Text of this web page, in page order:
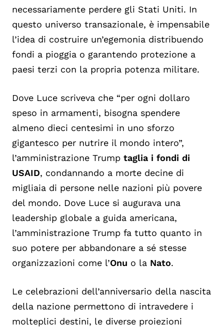
necessariamente perdere gli Stati Uniti. In
questo universo transazionale, è impensabile
l’idea di costruire un’egemonia distribuendo
fondi a pioggia o garantendo protezione a
paesi terzi con la propria potenza militare.
Dove Luce scriveva che “per ogni dollaro
speso in armamenti, bisogna spendere
almeno dieci centesimi in uno sforzo
gigantesco per nutrire il mondo intero”,
l’amministrazione Trump taglia i fondi di
USAID, condannando a morte decine di
migliaia di persone nelle nazioni più povere
del mondo. Dove Luce si augurava una
leadership globale a guida americana,
l’amministrazione Trump fa tutto quanto in
suo potere per abbandonare a sé stesse
organizzazioni come l’Onu o la Nato.
Le celebrazioni dell’anniversario della nascita
della nazione permettono di intravedere i
molteplici destini, le diverse proiezioni